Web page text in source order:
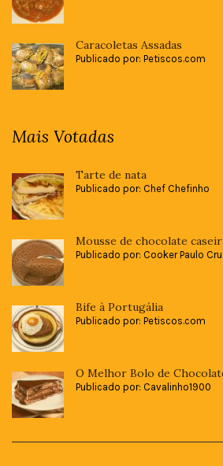
Caracoletas Assadas
Publicado por: Petiscos.com
Mais Votadas
Tarte de nata
Publicado por: Chef Chefinho
Mousse de chocolate
Publicado por: Cooker Paulo
Bife à Portugália
Publicado por: Petiscos.com
O Melhor Bolo de
Publicado por: Cavalinho1900